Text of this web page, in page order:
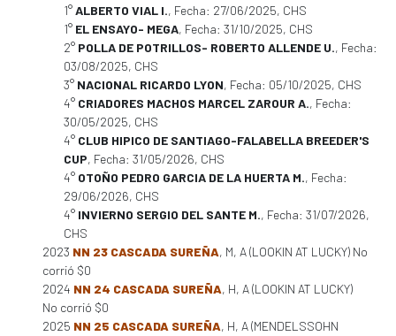
1°ALBERTO VIAL I., Fecha: 27/06/2025, CHS
1° EL ENSAYO- MEGA, Fecha: 31/10/2025, CHS
2° POLLA DE POTRILLOS- ROBERTO ALLENDE U., Fecha:
03/08/2025, CHS
3° NACIONAL RICARDO LYON, Fecha: 05/10/2025, CHS
4° CRIADORES MACHOS MARCEL ZAROUR A., Fecha:
30/05/2025, CHS
4° CLUB HIPICO DE SANTIAGO-FALABELLA BREEDER'S
CUP, Fecha: 31/05/2026, CHS
4° OTOÑO PEDRO GARCIA DE LA HUERTA M., Fecha:
29/06/2026, CHS
4° INVIERNO SERGIO DEL SANTE M., Fecha: 31/07/2026,
CHS
2023 NN 23 CASCADA SUREÑA, M, A (LOOKIN AT LUCKY) No
corrió $0
2024 NN 24 CASCADA SUREÑA, H, A (LOOKIN AT LUCKY)
No corrió $0
2025 NN 25 CASCADA SUREÑA, H, A (MENDELSSOHN